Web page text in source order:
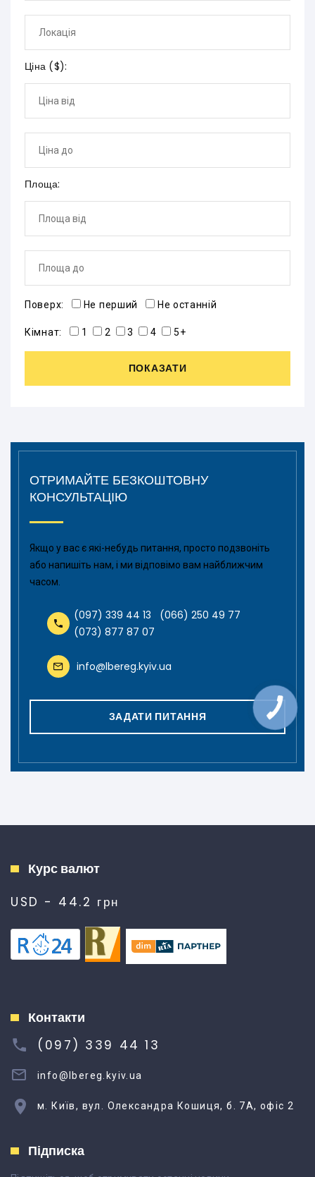
Ціна ($):
Площа:
Поверх: Не перший Не останній
Кімнат: 1 2 3 4 5+
ПОКАЗАТИ
ОТРИМАЙТЕ БЕЗКОШТОВНУ
КОНСУЛЬТАЦІЮ
Якщо у вас є які-небудь питання, просто подзвоніть
або напишіть нам, і ми відповімо вам найближчим
часом.
(097) 339 44 13
(066) 250 49 77
(073) 877 87 07
info@lbereg.kyiv.ua
ЗАДАТИ ПИТАННЯ
Курс валют
USD - 44.2 грн
Контакти
(097) 339 44 13
info@lbereg.kyiv.ua
м. Київ, вул. Олександра Кошиця, б. 7А, офіс 2
Підписка